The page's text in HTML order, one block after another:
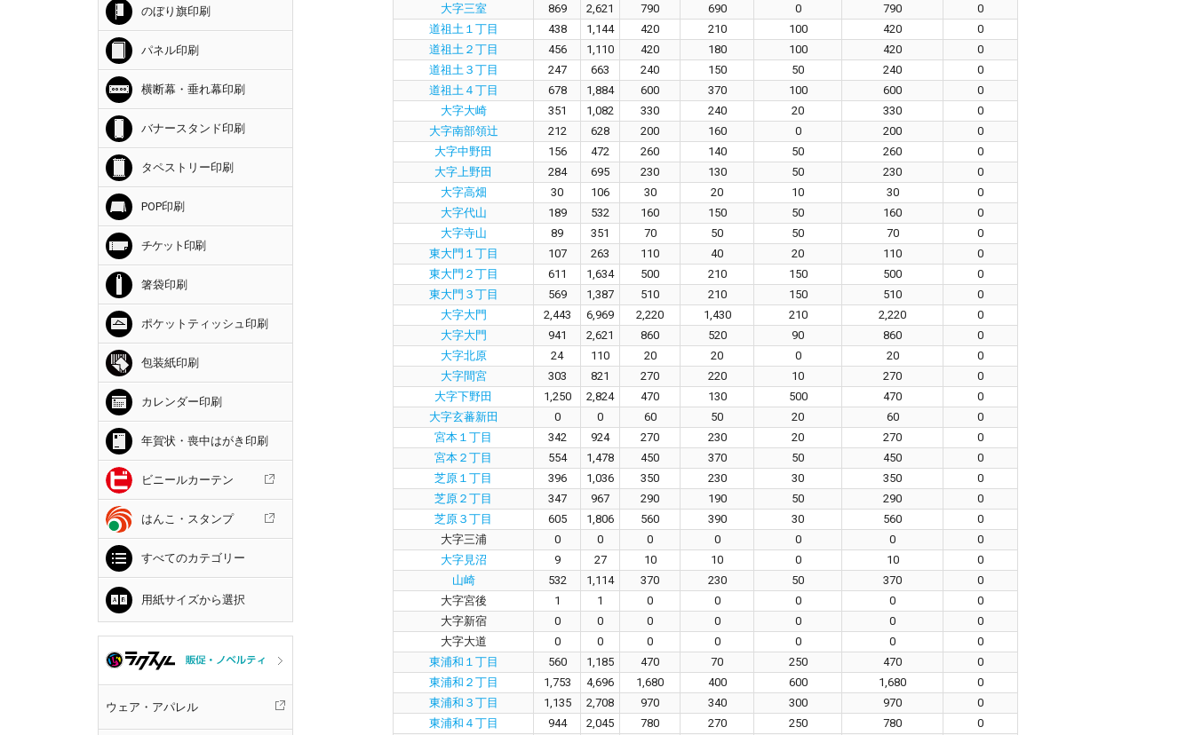
のぼり旗印刷
パネル印刷
横断幕・垂れ幕印刷
バナースタンド印刷
タペストリー印刷
POP印刷
チケット印刷
箸袋印刷
ポケットティッシュ印刷
包装紙印刷
カレンダー印刷
年賀状・喪中はがき印刷
ビニールカーテン
はんこ・スタンプ
すべてのカテゴリー
用紙サイズから選択
ウェア・アパレル
大字三室
869 2,621 790 690 0 790
0
道祖土１丁目
438 1,144 420 210 100 420
0
道祖土２丁目
456 1,110 420 180 100 420
0
道祖土３丁目
247 663 240 150 50 240
0
道祖土４丁目
678 1,884 600 370 100 600
0
大字大崎
351 1,082 330 240 20 330
0
大字南部領辻
212 628 200 160 0 200
0
大字中野田
156 472 260 140 50 260
0
大字上野田
284 695 230 130 50 230
0
大字高畑
30 106 30 20 10 30
0
大字代山
189 532 160 150 50 160
0
大字寺山
89 351 70 50 50 70
0
東大門１丁目
107 263 110 40 20 110
0
東大門２丁目
611 1,634 500 210 150 500
0
東大門３丁目
569 1,387 510 210 150 510
0
大字大門
2,443 6,969 2,220 1,430 210 2,220
0
大字大門
941 2,621 860 520 90 860
0
大字北原
24 110 20 20 0 20
0
大字間宮
303 821 270 220 10 270
0
大字下野田
1,250 2,824 470 130 500 470
0
大字玄蕃新田
0 0 60 50 20 60
0
宮本１丁目
342 924 270 230 20 270
0
宮本２丁目
554 1,478 450 370 50 450
0
芝原１丁目
396 1,036 350 230 30 350
0
芝原２丁目
347 967 290 190 50 290
0
芝原３丁目
605 1,806 560 390 30 560
0
大字三浦
0 0 0 0 0 0
0
大字見沼
9 27 10 10 0 10
0
山崎
532 1,114 370 230 50 370
0
大字宮後
1 1 0 0 0 0
0
大字新宿
0 0 0 0 0 0
0
大字大道
0 0 0 0 0 0
0
東浦和１丁目
560 1,185 470 70 250 470
0
東浦和２丁目
1,753 4,696 1,680 400 600 1,680
0
東浦和３丁目
1,135 2,708 970 340 300 970
0
東浦和４丁目
944 2,045 780 270 250 780
0